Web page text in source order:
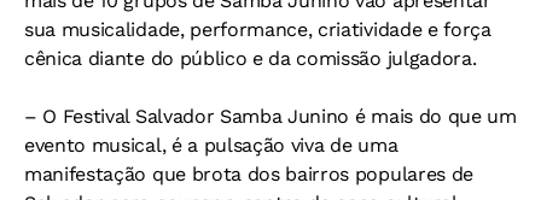
sua musicalidade, performance, criatividade e força
cênica diante do público e da comissão julgadora.
– O Festival Salvador Samba Junino é mais do que um
evento musical, é a pulsação viva de uma
manifestação que brota dos bairros populares de